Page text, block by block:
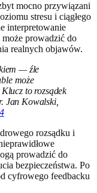
mocno przywiązani
stresu i ciągłego
interpretowanie
prowadzić do
realnych objawów.
— źle
może
to rozsądek
Jan Kowalski,
rozsądku i
prowadzić do
bezpieczeństwa. Po
cyfrowego feedbacku